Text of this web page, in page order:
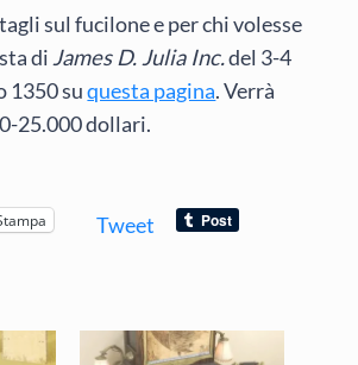
sul fucilone e per chi volesse
di James D. Julia Inc.del 3-4
1350 suquesta pagina. Verrà
25.000 dollari.
Tweet